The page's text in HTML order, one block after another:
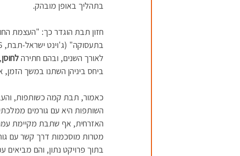
בתהליך באופן מובהק.
חזון תבת הוגדר כך: "העצמת
לאורך השנים, ובהם חתירה לחוסן,
ביחס ביניהן השתנו במשך
כאמור, תבת קמה כשותפות,
השותפות היא עם גורמים
האזרחית, אף שתבת מקיימת
מטרות מוסכמות דרך קשר עם
בתוך פרויקט נתון, והם